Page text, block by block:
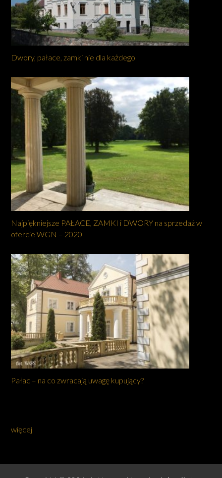
Dwory, pałace, zamki nie dla każdego
Najpiękniejsze PAŁACE, ZAMKI i DWORY na sprzedaż w
ofercie WGN – 2020
Pałac – na co zwracają uwagę kupujący?
więcej